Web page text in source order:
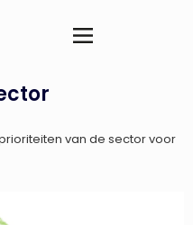
van de sector voor